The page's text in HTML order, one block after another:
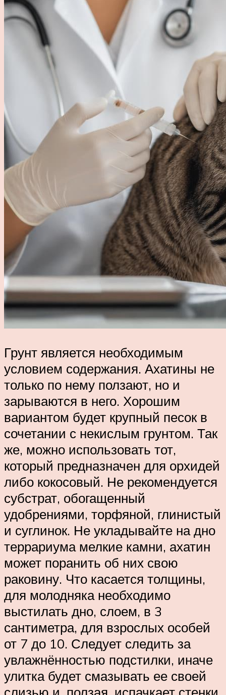
Грунт является необходимым
условием содержания. Ахатины не
только по нему ползают, но и
зарываются в него. Хорошим
вариантом будет крупный песок в
сочетании с некислым грунтом. Так
же, можно использовать тот,
который предназначен для орхидей
либо кокосовый. Не рекомендуется
субстрат, обогащенный
удобрениями, торфяной, глинистый
и суглинок. Не укладывайте на дно
террариума мелкие камни, ахатин
может поранить об них свою
раковину. Что касается толщины,
для молодняка необходимо
выстилать дно, слоем, в 3
сантиметра, для взрослых особей
от 7 до 10. Следует следить за
увлажнённостью подстилки, иначе
улитка будет смазывать ее своей